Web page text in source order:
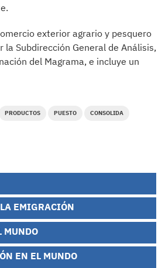
exterior agrario y pesquero
la Subdirección General de Análisis,
del Magrama, e incluye un
PRODUCTOS PUESTO CONSOLIDA
EMIGRACIÓN
MUNDO
EN EL MUNDO